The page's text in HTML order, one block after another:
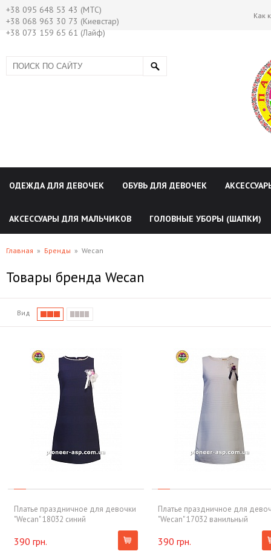
+38 095 648 53 43 (МТС)
+38 068 963 30 73 (Киевстар)
+38 073 159 65 61 (Лайф)
Как
ОДЕЖДА ДЛЯ ДЕВОЧЕК ОБУВЬ ДЛЯ ДЕВОЧЕК
АКСЕССУАРЫ ДЛЯ МАЛЬЧИКОВ ГОЛОВНЫЕ УБОРЫ (ШАПКИ)
Главная » Бренды » Wecan
Товары бренда Wecan
Вид
Платье праздничное для девочки
"Wecan" 18032 синий
390 грн.
Платье праздничное для
"Wecan" 17032 ванильный
390 грн.